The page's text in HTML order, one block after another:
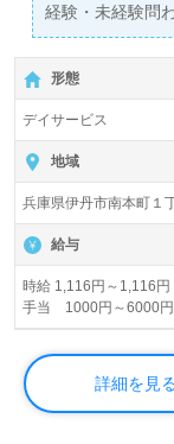
経験・未経験問
形態
デイサービス
地域
兵庫県伊丹市南本町１
給与
時給 1,116円～1,116
手当 1000円～6000
5000円
詳細を見